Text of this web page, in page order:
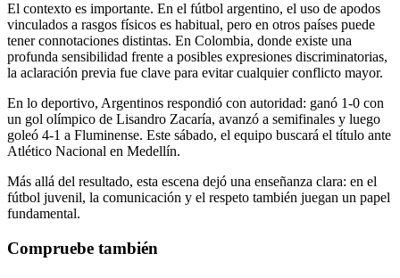
El contexto es importante. En el fútbol argentino, el uso de apodos
vinculados a rasgos físicos es habitual, pero en otros países puede
tener connotaciones distintas. En Colombia, donde existe una
profunda sensibilidad frente a posibles expresiones discriminatorias,
la aclaración previa fue clave para evitar cualquier conflicto mayor.
En lo deportivo, Argentinos respondió con autoridad: ganó 1-0 con
un gol olímpico de Lisandro Zacaría, avanzó a semifinales y luego
goleó 4-1 a Fluminense. Este sábado, el equipo buscará el título ante
Atlético Nacional en Medellín.
Más allá del resultado, esta escena dejó una enseñanza clara: en el
fútbol juvenil, la comunicación y el respeto también juegan un papel
fundamental.
Compruebe también